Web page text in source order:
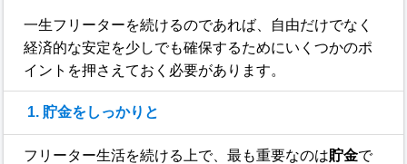
一生フリーターを続けるのであれば、自由だけでなく
経済的な安定を少しでも確保するためにいくつかのポ
イントを押さえておく必要があります。
1. 貯金をしっかりと
フリーター生活を続ける上で、最も重要なのは貯金で